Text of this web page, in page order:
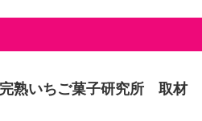
熟いちご菓子研究所 取材